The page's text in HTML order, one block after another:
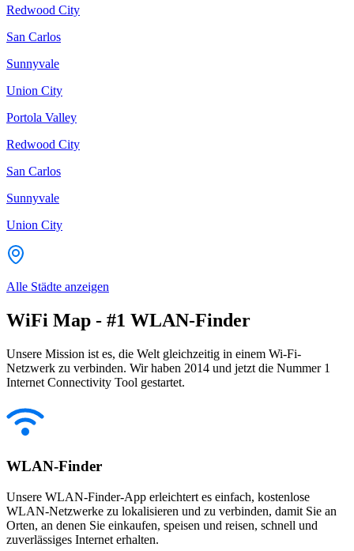
Redwood City
San Carlos
Sunnyvale
Union City
Portola Valley
Redwood City
San Carlos
Sunnyvale
Union City
Alle Städte anzeigen
WiFi Map - #1 WLAN-Finder
Unsere Mission ist es, die Welt gleichzeitig in einem Wi-Fi-
Netzwerk zu verbinden. Wir haben 2014 und jetzt die Nummer 1
Internet Connectivity Tool gestartet.
WLAN-Finder
Unsere WLAN-Finder-App erleichtert es einfach, kostenlose
WLAN-Netzwerke zu lokalisieren und zu verbinden, damit Sie an
Orten, an denen Sie einkaufen, speisen und reisen, schnell und
zuverlässiges Internet erhalten.